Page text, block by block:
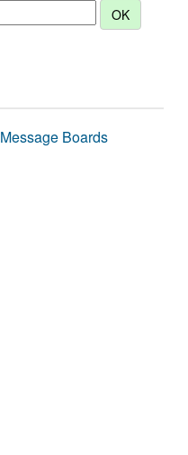
Message Boards